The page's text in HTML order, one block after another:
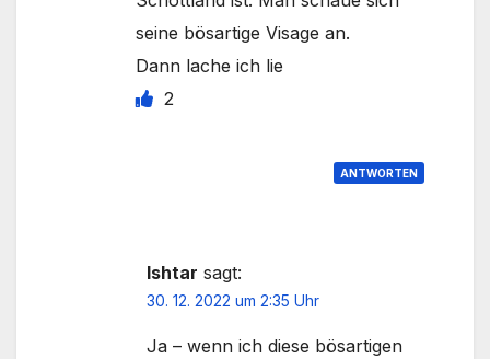
seine bösartige Visage an.
Dann lache ich lie
2
ANTWORTEN
Ishtar sagt:
30. 12. 2022 um 2:35 Uhr
Ja – wenn ich diese bösartigen